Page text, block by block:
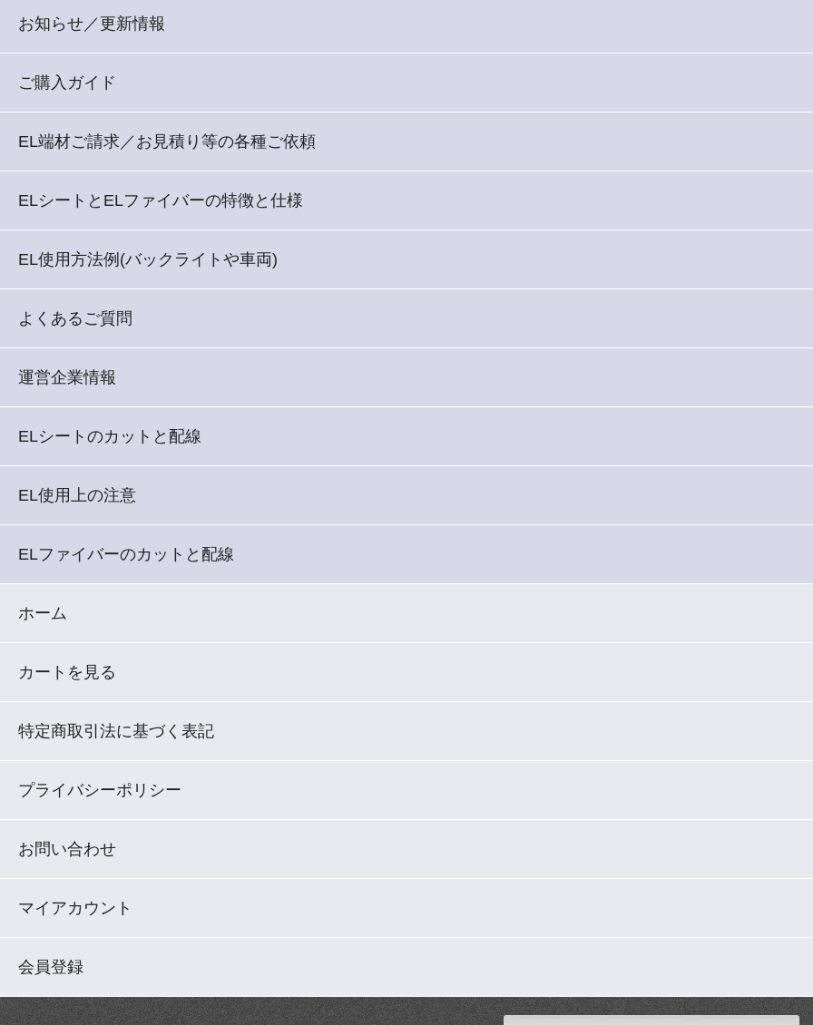
お知らせ／更新情報
ご購入ガイド
EL端材ご請求／お見積り等の各種ご依頼
ELシートとELファイバーの特徴と仕様
EL使用方法例(バックライトや車両)
よくあるご質問
運営企業情報
ELシートのカットと配線
EL使用上の注意
ELファイバーのカットと配線
ホーム
カートを見る
特定商取引法に基づく表記
プライバシーポリシー
お問い合わせ
マイアカウント
会員登録